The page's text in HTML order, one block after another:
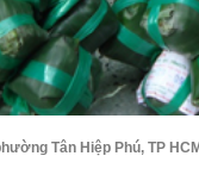
Tân Hiệp Phú, TP